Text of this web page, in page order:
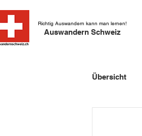
Richtig Auswandern kann man lernen!
Auswandern Schweiz
Übersicht